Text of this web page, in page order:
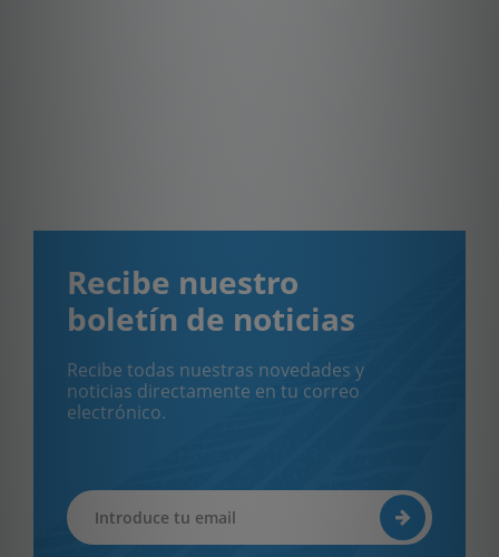
Recibe nuestro
boletín de noticias
Recibe todas nuestras novedades y
noticias directamente en tu correo
electrónico.